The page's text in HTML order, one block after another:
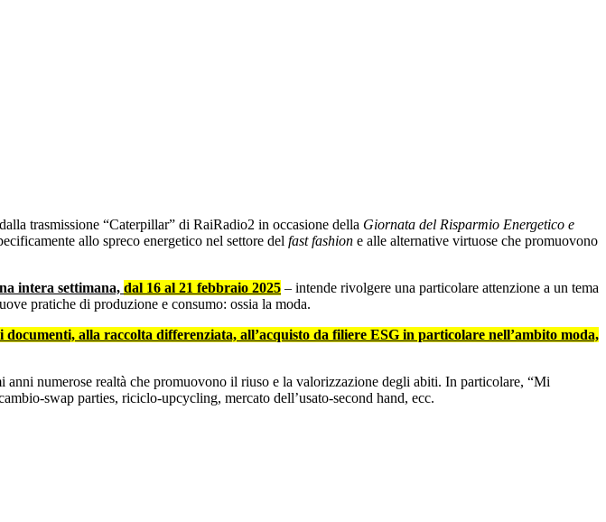
trasmissione “Caterpillar” di RaiRadio2 in occasione della Giornata del Risparmio Energetico e
allo spreco energetico nel settore del fast fashion e alle alternative virtuose che promuovono
intera settimana, dal 16 al 21 febbraio 2025 – intende rivolgere una particolare attenzione a un tema
pratiche di produzione e consumo: ossia la moda.
alla raccolta differenziata, all’acquisto da filiere ESG in particolare nell’ambito moda,
numerose realtà che promuovono il riuso e la valorizzazione degli abiti. In particolare, “Mi
swap parties, riciclo-upcycling, mercato dell’usato-second hand, ecc.